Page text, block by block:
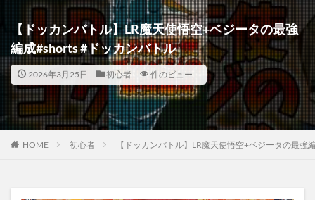
【ドッカンバトル】LR魔天使悟空+ベジータの最強
編成#shorts #ドッカンバトル
2026年3月25日 初心者 件のビュー
HOME 初心者 【ドッカンバトル】LR魔天使悟空+ベジータの最強